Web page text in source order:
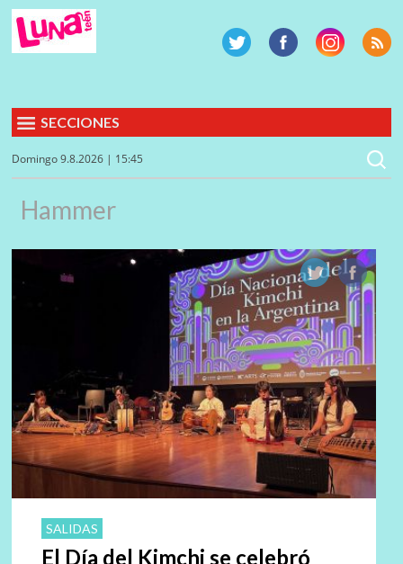
SECCIONES
Domingo 9.8.2026 | 15:45
Hammer
SALIDAS
El Día del Kimchi se celebró